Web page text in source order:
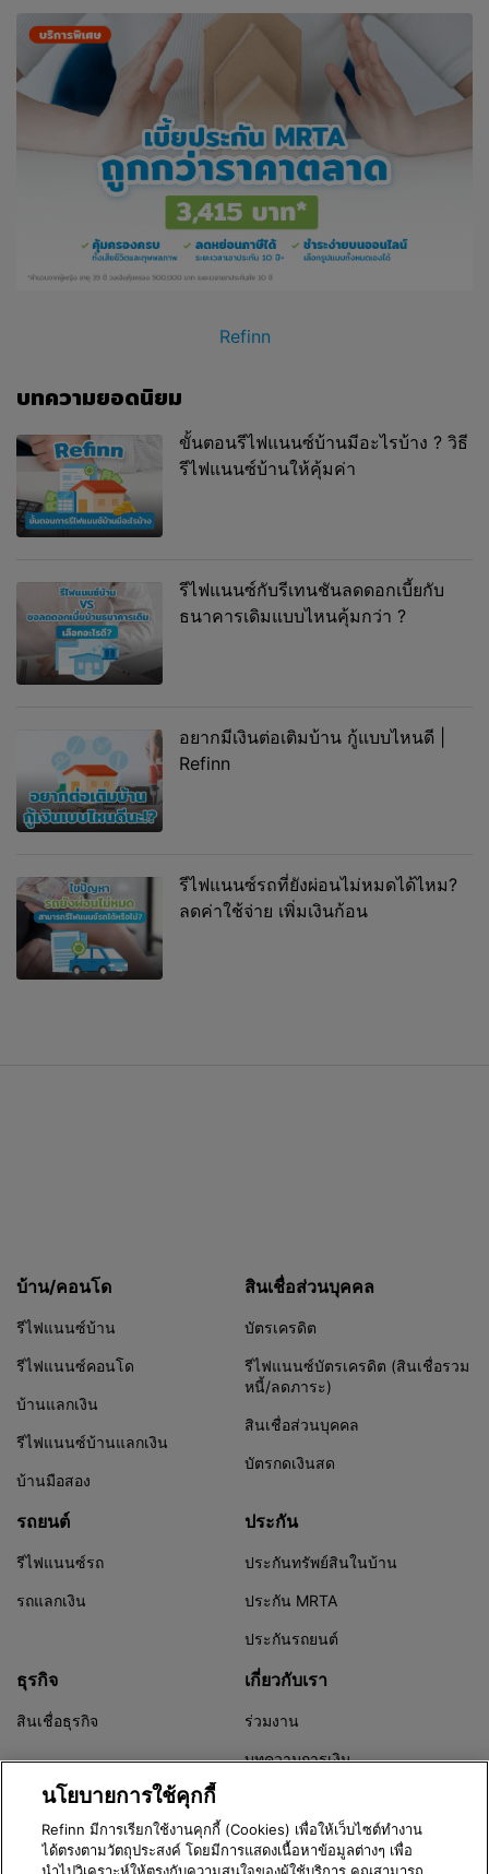
Refinn
บทความยอดนิยม
ขั้นตอนรีไฟแนนซ์บ้านมีอะไรบ้าง ? วิธี
รีไฟแนนซ์บ้านให้คุ้มค่า
รีไฟแนนซ์กับรีเทนชันลดดอกเบี้ยกับ
ธนาคารเดิมแบบไหนคุ้มกว่า ?
อยากมีเงินต่อเติมบ้าน กู้แบบไหนดี |
Refinn
รีไฟแนนซ์รถที่ยังผ่อนไม่หมดได้ไหม?
ลดค่าใช้จ่าย เพิ่มเงินก้อน
บ้าน/คอนโด
รีไฟแนนซ์บ้าน
รีไฟแนนซ์คอนโด
บ้านแลกเงิน
รีไฟแนนซ์บ้านแลกเงิน
บ้านมือสอง
สินเชื่อส่วนบุคคล
บัตรเครดิต
รีไฟแนนซ์บัตรเครดิต (สินเชื่อรวม
หนี้/ลดภาระ)
สินเชื่อส่วนบุคคล
บัตรกดเงินสด
รถยนต์
รีไฟแนนซ์รถ
รถแลกเงิน
ประกัน
ประกันทรัพย์สินในบ้าน
ประกัน MRTA
ประกันรถยนต์
ธุรกิจ
สินเชื่อธุรกิจ
เกี่ยวกับเรา
ร่วมงาน
บทความการเงิน
นโยบายการใช้คุกกี้
Refinn มีการเรียกใช้งานคุกกี้ (Cookies) เพื่อให้เว็บไซต์ทำงาน
ได้ตรงตามวัตถุประสงค์ โดยมีการแสดงเนื้อหาข้อมูลต่างๆ เพื่อ